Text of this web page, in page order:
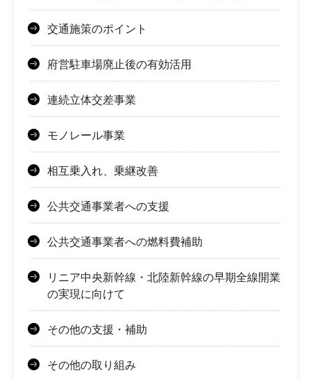
交通施策のポイント
府営駐車場廃止後の有効活用
連続立体交差事業
モノレール事業
相互乗入れ、乗継改善
公共交通事業者への支援
公共交通事業者への燃料費補助
リニア中央新幹線・北陸新幹線の早期全線開業
の実現に向けて
その他の支援・補助
その他の取り組み